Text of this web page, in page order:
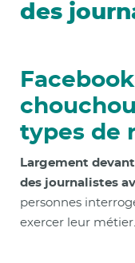
des
types de
Largement
des journalistes
personnes
exercer leur métier.